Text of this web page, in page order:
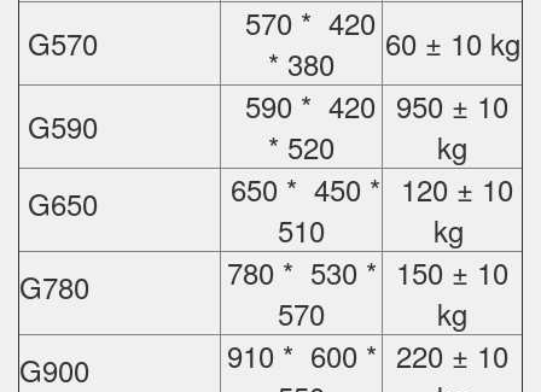
G570
570 * 420
* 380
60 ± 10 kg
G590
590 * 420
* 520
950 ± 10
kg
G650
650 * 450 *
510
120 ± 10
kg
G780
780 * 530 *
570
150 ± 10
kg
G900
910 * 600 * 220 ± 10